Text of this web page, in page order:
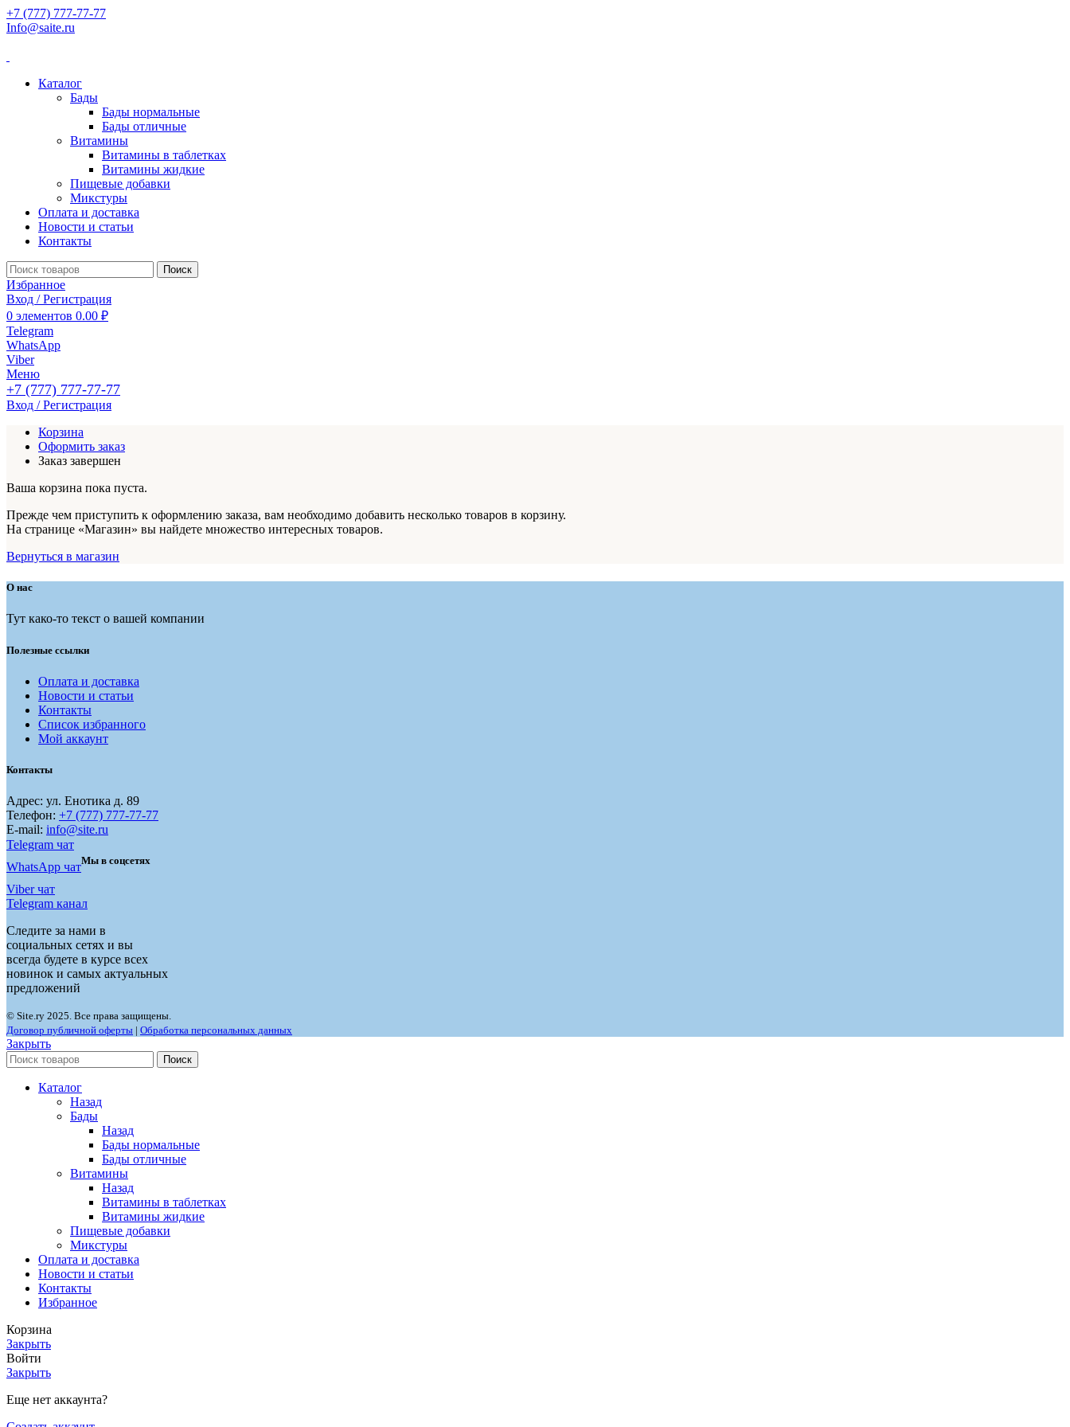
+7 (777) 777-77-77
Info@saite.ru
Каталог
Бады
Бады нормальные
Бады отличные
Витамины
Витамины в таблетках
Витамины жидкие
Пищевые добавки
Микстуры
Оплата и доставка
Новости и статьи
Контакты
Поиск
Избранное
Вход / Регистрация
0 элементов 0.00 ₽
Telegram
WhatsApp
Viber
Меню
+7 (777) 777-77-77
Вход / Регистрация
Корзина
Оформить заказ
Заказ завершен
Ваша корзина пока пуста.
Прежде чем приступить к оформлению заказа, вам необходимо добавить несколько товаров в корзину.
На странице «Магазин» вы найдете множество интересных товаров.
Вернуться в магазин
О нас
Тут како-то текст о вашей компании
Полезные ссылки
Оплата и доставка
Новости и статьи
Контакты
Список избранного
Мой аккаунт
Контакты
Адрес: ул. Енотика д. 89
Телефон: +7 (777) 777-77-77
E-mail: info@site.ru
Telegram чат
WhatsApp чат
Viber чат
Мы в соцсетях
Telegram канал
Следите за нами в
социальных сетях и вы
всегда будете в курсе всех
новинок и самых актуальных
предложений
© Site.ry 2025. Все права защищены.
Договор публичной оферты | Обработка персональных данных
Закрыть
Поиск
Каталог
Назад
Бады
Назад
Бады нормальные
Бады отличные
Витамины
Назад
Витамины в таблетках
Витамины жидкие
Пищевые добавки
Микстуры
Оплата и доставка
Новости и статьи
Контакты
Избранное
Корзина
Закрыть
Войти
Закрыть
Еще нет аккаунта?